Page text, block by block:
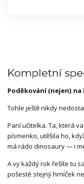
Kompletní
Poděkování (nejen)
Tohle ještě nikdy
Paní učitelka. Ta, která
písmenko, utěšila ho,
má rádo dinosaury — i
A vy každý rok řešíte tu
pošesté stejný hrníček